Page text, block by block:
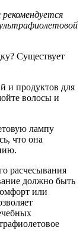
рекомендуется
Существует
и продуктов для
волосы и
лампу
что она
расчесывания
должно быть
или